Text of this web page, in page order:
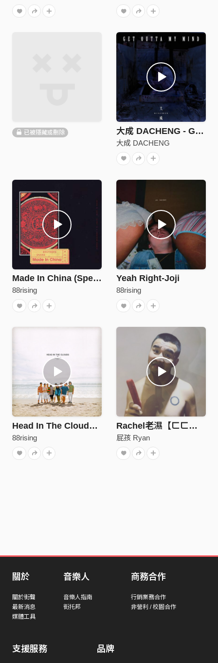
已被隱藏或刪除 大成 DACHENG - Get Outta My Mind
大成 DACHENG
Made In China (Special Edition)
88rising
Yeah Right-Joji
88rising
Head In The Clouds－88rising & Joji
88rising
Rachel老濕【ㄈㄈ尺】
屁孩 Ryan
關於
關於街聲
最新消息
媒體工具
音樂人
音樂人指南
街托邦
商務合作
行銷業務合作
非營利 / 校園合作
支援服務 品牌